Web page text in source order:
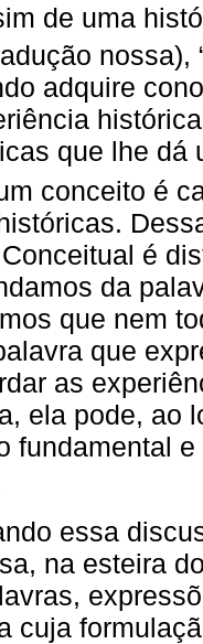
de uma
nossa),
adquire
que lhe dá
conceito é
é
da
que nem
que
as
ela pode, ao
fundamental
essa
na esteira
cuja